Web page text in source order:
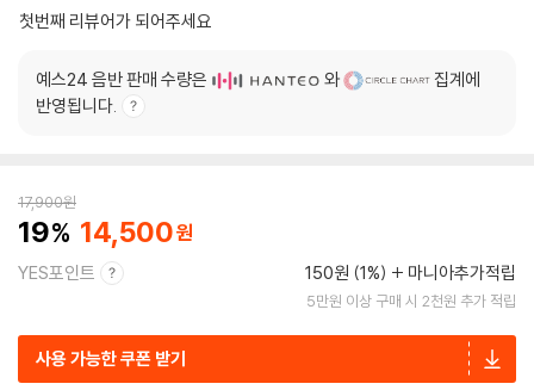
첫번째 리뷰어가 되어주세요
예스24 음반 판매 수량은 와
집계에
반영됩니다.
17,900원
19 14,500
YES포인트 150원 (1%) 마니아추가적립
5만원 이상 구매 시 2천원 추가 적립
사용 가능한 쿠폰 받기